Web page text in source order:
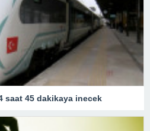
saat 45 dakikaya inecek